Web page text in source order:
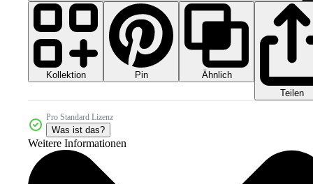
Kollektion Pin
Ähnlich
Teilen
Pro Standard Lizenz
Was ist das?
Weitere Informationen